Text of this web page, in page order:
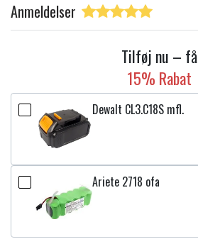
Anmeldelser
Tilføj nu – få
15% Rabat
Dewalt CL3.C18S mfl.
Ariete 2718 ofa